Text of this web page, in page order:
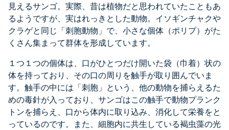
見えるサンゴ。実際、昔は植物だと思われていたこともあ
るようですが、実はれっきとした動物。イソギンチャクや
クラゲと同じ「刺胞動物」で、小さな個体（ポリプ）がた
くさん集まって群体を形成しています。
１つ１つの個体は、口がひとつだけ開いた袋（巾着）状の
体を持っており、その口の周りを触手が取り囲んでいま
す。触手の中には「刺胞」という、他の動物を捕らえるた
めの毒針が入っており、サンゴはこの触手で動物プランク
トンを捕らえ、口から体内に取り込み、消化して栄養をと
っているのです。また、細胞内に共生している褐虫藻の光